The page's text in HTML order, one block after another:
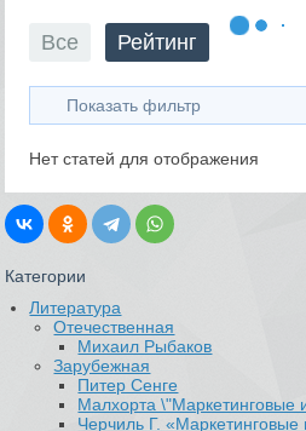
Все Рейтинг
Показать фильтр
Нет статей для отображения
Категории
Литература
Отечественная
Михаил Рыбаков
Зарубежная
Питер Сенге
Малхорта \"Маркетинговые
Черчиль Г. «Маркетинговые